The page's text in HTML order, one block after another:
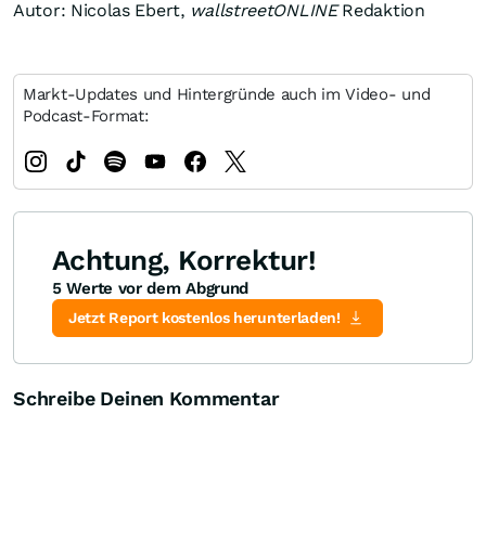
Autor: Nicolas Ebert, wallstreetONLINERedaktion
Markt-Updates und Hintergründe auch im Video- und
Podcast-Format:
Achtung, Korrektur!
5 Werte vor dem Abgrund
Jetzt Report kostenlos herunterladen!
Schreibe Deinen Kommentar